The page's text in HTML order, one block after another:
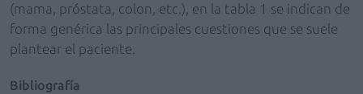
(mama, próstata, colon, etc.), en la tabla 1 se indican de
forma genérica las principales cuestiones que se suele
plantear el paciente.
Bibliografía